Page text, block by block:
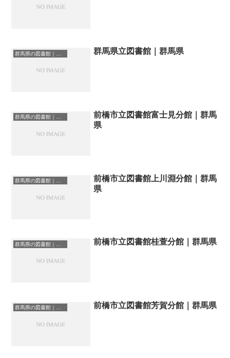
群馬県立図書館｜群馬県
群馬県の図書館｜勉強できる場所
前橋市立図書館富士見分館｜群馬
県
前橋市立図書館上川淵分館｜群馬
県
前橋市立図書館桂萱分館｜群馬県
群馬県の図書館｜勉強できる場所 前橋市立図書館芳賀分館｜群馬県